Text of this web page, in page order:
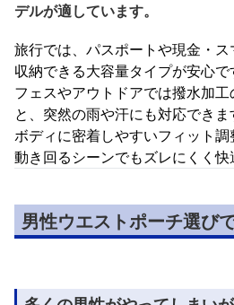
デルが適しています。
旅行では、パスポートや現金・
収納できる大容量タイプが安心で
フェスやアウトドアでは撥水加
と、突然の雨や汗にも対応できま
ボディに密着しやすいフィット調
動き回るシーンでもズレにくく快
男性ウエストポーチ選び